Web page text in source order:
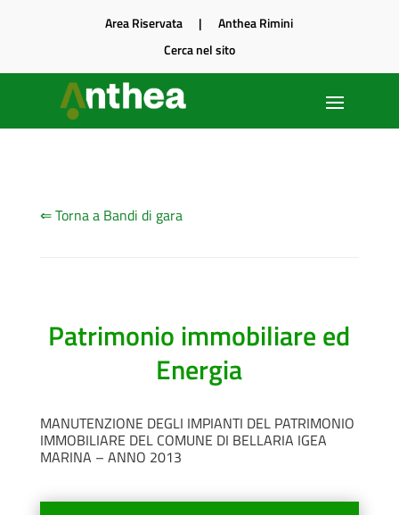
Area Riservata |Anthea Rimini
Cerca nel sito
⇐ Torna a Bandi di gara
Patrimonio immobiliare ed
Energia
MANUTENZIONE DEGLI IMPIANTI DEL PATRIMONIO
IMMOBILIARE DEL COMUNE DI BELLARIA IGEA
MARINA – ANNO 2013